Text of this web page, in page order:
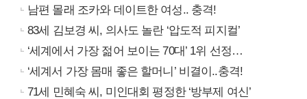
남편 몰래 조카와 데이트한 여성.. 충격!
83세 김보경 씨, 의사도 놀란 ‘압도적 피지컬’
‘세계에서 가장 젊어 보이는 70대’ 1위 선정…
‘세계서 가장 몸매 좋은 할머니’ 비결이..충격!
71세 민혜숙 씨, 미인대회 평정한 ‘방부제 여신’